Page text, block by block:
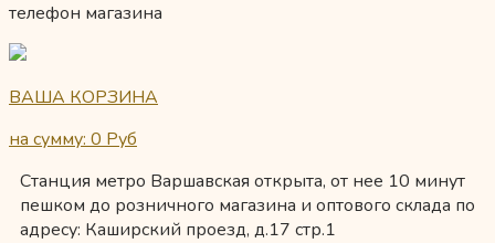
телефон магазина
ВАША КОРЗИНА
на сумму: 0 Руб
Станция метро Варшавская открыта, от нее 10 минут
пешком до розничного магазина и оптового склада по
адресу: Каширский проезд, д.17 стр.1